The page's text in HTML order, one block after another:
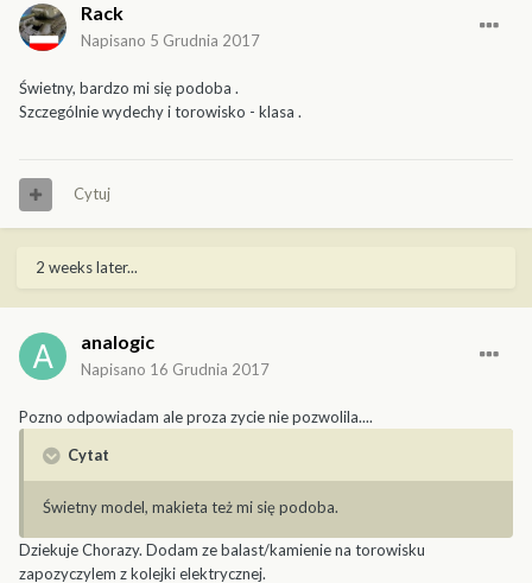
Rack
Napisano 5 Grudnia 2017
Świetny, bardzo mi się podoba .
Szczególnie wydechy i torowisko - klasa .
Cytuj
2 weeks later...
analogic
Napisano 16 Grudnia 2017
Pozno odpowiadam ale proza zycie nie pozwolila....
Cytat
Świetny model, makieta też mi się podoba.
Dziekuje Chorazy. Dodam ze balast/kamienie na torowisku
zapozyczylem z kolejki elektrycznej.